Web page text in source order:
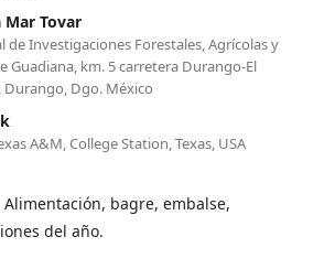
Mar Tovar
Investigaciones Forestales, Agrícolas y
Guadiana, km. 5 carretera Durango-El
Durango, Dgo. México
A&M, College Station, Texas, USA
Alimentación, bagre, embalse,
del año.